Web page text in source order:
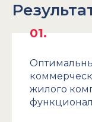
жилого